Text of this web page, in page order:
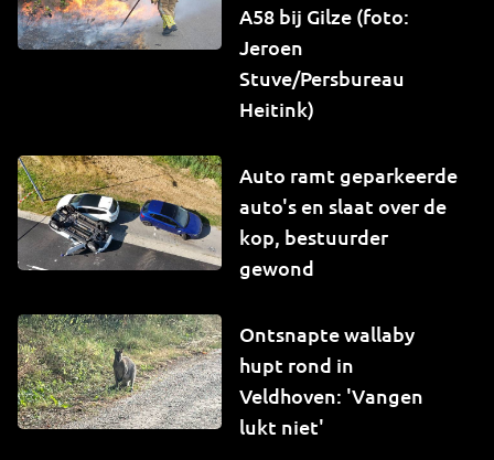
A58 bij Gilze (foto:
Jeroen
Stuve/Persbureau
Heitink)
Auto ramt geparkeerde
auto's en slaat over de
kop, bestuurder
gewond
Ontsnapte wallaby
hupt rond in
Veldhoven: 'Vangen
lukt niet'